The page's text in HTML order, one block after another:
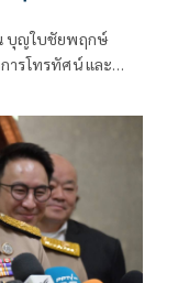
บุญใบชัยพฤกษ์
ารโทรทัศน์ และ